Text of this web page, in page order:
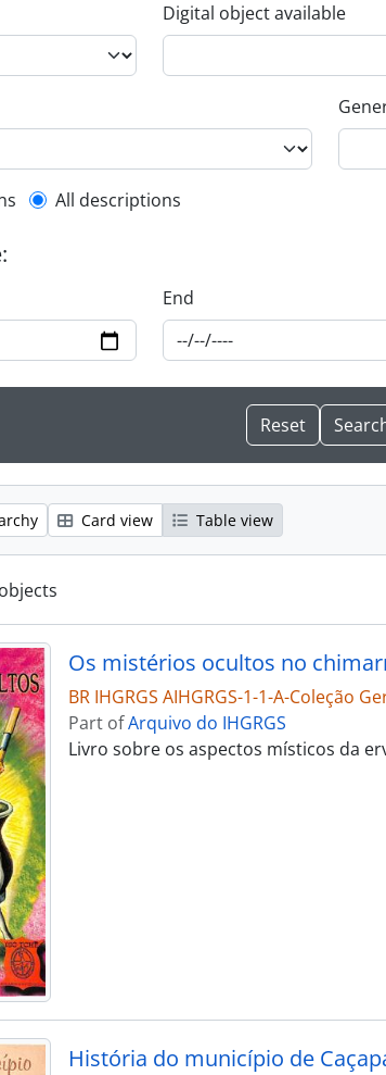
Digital object available
filter
All descriptions
End
Card view Table view
Os mistérios ocultos no
BR IHGRGS AIHGRGS-1-1-A-Coleção
Part ofArquivo do IHGRGS
Livro sobre os aspectos místicos da
História do município de